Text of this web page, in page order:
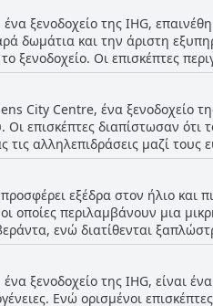
ξενοδοχείο της IHG,
δωμάτια και την άριστη
ξενοδοχείο. Οι επισκέπτες
αναφέρουν
είναι λιγότερο συνηθισμένα
ή ότι τα
Σχολιαστές από διάφορες
ως χαρακτηριστικό που
City Centre, ένα ξενοδοχείο
επισκέπτες διαπίστωσαν ότι
τις αλληλεπιδράσεις μαζί
εξυπηρετικότητα του
Ο μπουφές πρωινού του
το φιλικό προσωπικό. Το
ορισμένοι επισκέπτες
επαγγελματικό και
ευγενική και εξυπηρετική
Plaza Athens City Centre ήταν
εξέδρα στον ήλιο και
οποίες περιλαμβάνουν μια
ενώ διατίθενται
Ορισμένοι επισκέπτες
ξενοδοχείο και η έλλειψη
στον τελευταίο όροφο και
χαλαρώσετε μετά από μια
ξενοδοχείο της IHG, είναι
Ενώ ορισμένοι